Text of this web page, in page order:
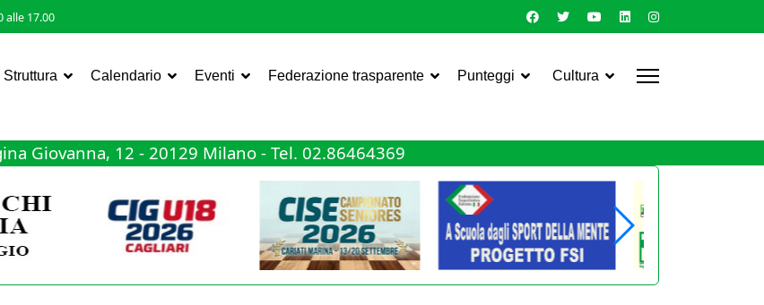
alle 17.00
Struttura Calendario Eventi Federazione trasparente Punteggi Cultura
Giovanna, 12 - 20129 Milano - Tel. 02.86464369